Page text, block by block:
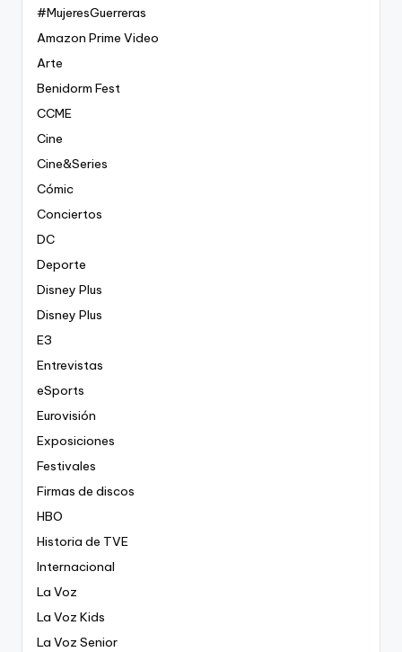
#MujeresGuerreras
Amazon Prime Video
Arte
Benidorm Fest
CCME
Cine
Cine&Series
Cómic
Conciertos
DC
Deporte
Disney Plus
Disney Plus
E3
Entrevistas
eSports
Eurovisión
Exposiciones
Festivales
Firmas de discos
HBO
Historia de TVE
Internacional
La Voz
La Voz Kids
La Voz Senior